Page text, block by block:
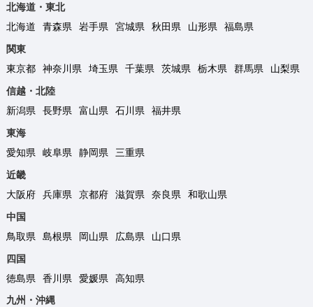
北海道・東北
北海道
青森県 岩手県 宮城県 秋田県 山形県
福島県
関東
東京都
神奈川県 埼玉県 千葉県 茨城県 栃木県 群馬県
山梨県
信越・北陸
新潟県
長野県 富山県 石川県
福井県
東海
愛知県
岐阜県 静岡県
三重県
近畿
大阪府
兵庫県 京都府 滋賀県 奈良県
和歌山県
中国
鳥取県
島根県 岡山県 広島県
山口県
四国
徳島県
香川県 愛媛県
高知県
九州・沖縄